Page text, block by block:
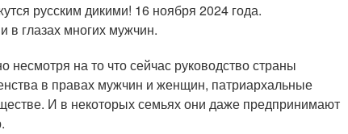
русским дикими! 16 ноября 2024 года.
в глазах многих мужчин.
несмотря на то что сейчас руководство страны
в правах мужчин и женщин, патриархальные
И в некоторых семьях они даже предпринимают